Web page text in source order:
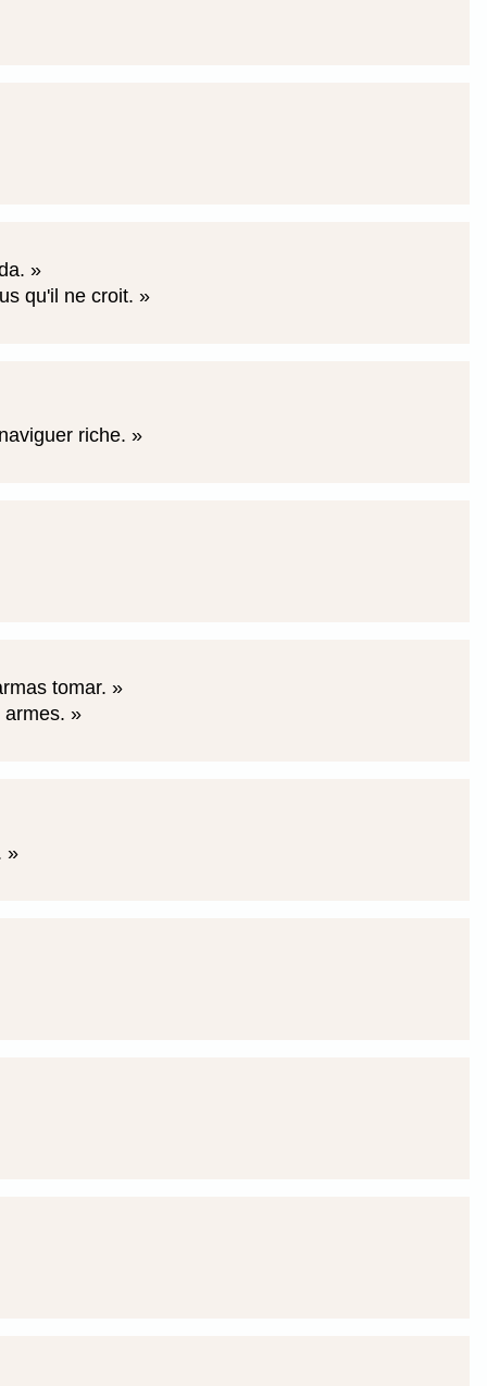
qu'il ne croit.
riche.
tomar.